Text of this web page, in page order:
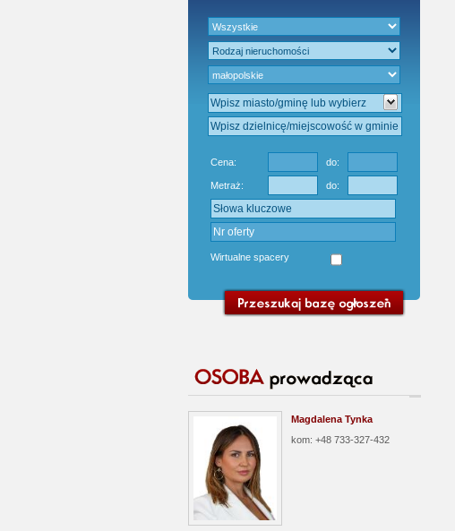
Cena: do:
Metraż: do:
Wirtualne spacery
Magdalena Tynka
kom: +48 733-327-432